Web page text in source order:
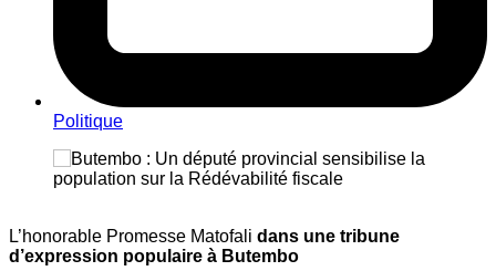
Politique
L’honorable Promesse Matofali dans une tribune
d’expression populaire à Butembo